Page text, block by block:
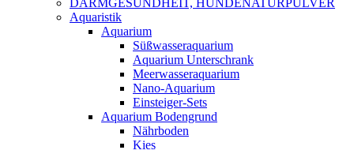
DARMGESUNDHEIT, HUNDENATURPULVER
Aquaristik
Aquarium
Süßwasseraquarium
Aquarium Unterschrank
Meerwasseraquarium
Nano-Aquarium
Einsteiger-Sets
Aquarium Bodengrund
Nährboden
Kies